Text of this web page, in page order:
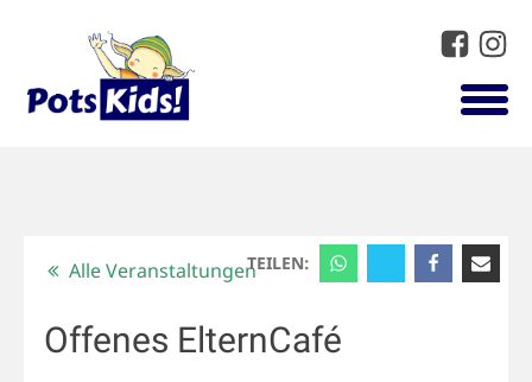
TEILEN:
Alle Veranstaltungen
Offenes ElternCafé